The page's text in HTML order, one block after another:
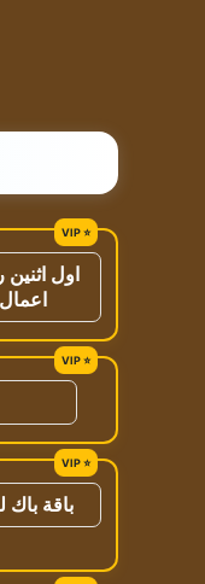
اول اثنين
اعمال
باقة باك